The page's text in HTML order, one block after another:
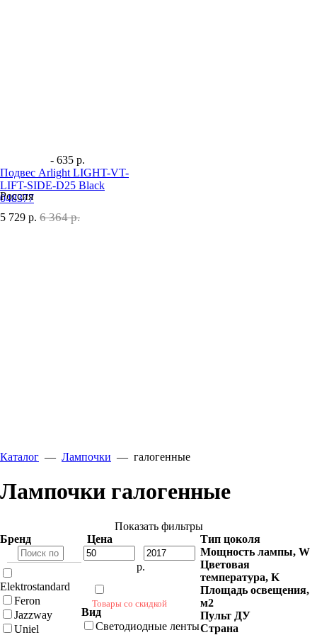
- 635 р.
Подвес Arlight LIGHT-VT-
LIFT-SIDE-D25 Black
048377
Россия
5 729 р. 6 364 р.
Каталог — Лампочки — галогенные
Лампочки галогенные
Показать фильтры
Бренд
Elektrostandard
Feron
Jazzway
Uniel
Цена
р.
Товары со скидкой
Вид
Светодиодные ленты
Тип цоколя
Мощность лампы, W
Цветовая
температура, K
Площадь освещения,
м2
Пульт ДУ
Страна